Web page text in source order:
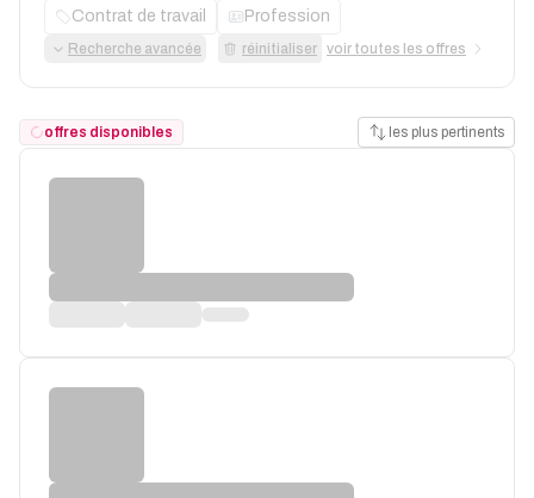
Contrat de travail Profession
Recherche avancée réinitialiser voir toutes les offres
offres disponibles les plus pertinents